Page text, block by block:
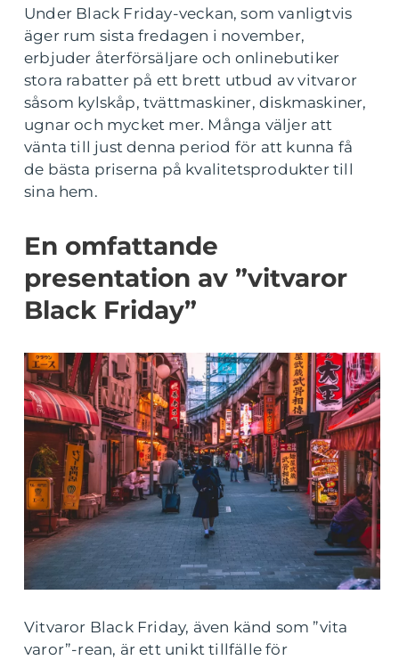
Under Black Friday-veckan, som vanligtvis
äger rum sista fredagen i november,
erbjuder återförsäljare och onlinebutiker
stora rabatter på ett brett utbud av vitvaror
såsom kylskåp, tvättmaskiner, diskmaskiner,
ugnar och mycket mer. Många väljer att
vänta till just denna period för att kunna få
de bästa priserna på kvalitetsprodukter till
sina hem.
En omfattande
presentation av ”vitvaror
Black Friday”
Vitvaror Black Friday, även känd som ”vita
varor”-rean, är ett unikt tillfälle för